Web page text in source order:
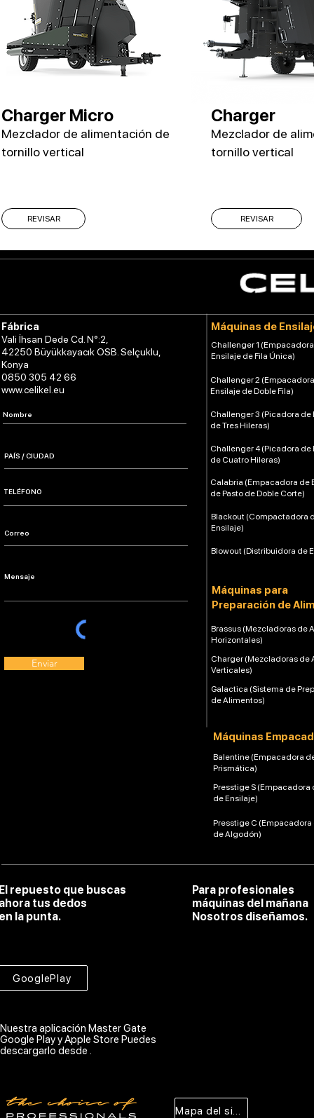
Charger Micro
Mezclador de alimentación de
tornillo vertical
REVISAR
Charger
Mezclador de
tornillo vertical
REVISAR
Fábrica
Vali İhsan Dede Cd. N°:2,
42250 Büyükkayacık OSB. Selçuklu,
Konya
0850 305 42 66
www.celikel.eu
Enviar
Máquinas de
Challenger 1
Ensilaje de Fila Única)
Challenger 2
Ensilaje de Doble Fila)
Calabria (Empacadora de
de Pasto de Doble Corte)
Blackout (Compactadora
Ensilaje)
Blowout (Distribuidora de
Máquinas para
Preparación de
Challenger 4 (Picadora de
de Cuatro Hileras)
Challenger 3 (Picadora de
de Tres Hileras)
Brassus (Mezcladoras de
Horizontales)
Charger (Mezcladoras de
Verticales)
Galactica (Sistema de
de Alimentos)
Máquinas
Balentine (Empacadora
Prismática)
Presstige S (Empacadora
de Ensilaje)
Presstige C (Empacadora
de Algodón)
repuesto que buscas
tus dedos
la punta.
Para profesionales
máquinas del mañana
Nosotros diseñamos.
GooglePlay
Nuestra aplicación Master Gate
Google Play y Apple Store Puedes
descargarlo desde .
Mapa del sitio